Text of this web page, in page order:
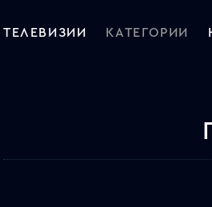
ТЕЛЕВИЗИИ КАТЕГОРИИ